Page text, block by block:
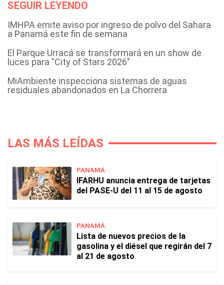
SEGUIR LEYENDO
IMHPA emite aviso por ingreso de polvo del Sahara
a Panamá este fin de semana
El Parque Urracá se transformará en un show de
luces para "City of Stars 2026"
MiAmbiente inspecciona sistemas de aguas
residuales abandonados en La Chorrera
LAS MÁS LEÍDAS
PANAMÁ
IFARHU anuncia entrega de tarjetas
del PASE-U del 11 al 15 de agosto
PANAMÁ
Lista de nuevos precios de la
gasolina y el diésel que regirán del 7
al 21 de agosto